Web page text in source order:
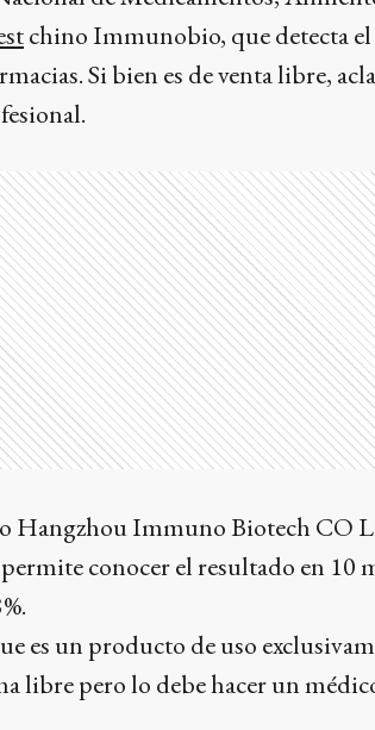
chino Immunobio, que detecta el
Si bien es de venta libre,
Hangzhou Immuno Biotech CO
conocer el resultado en 10
es un producto de uso
libre pero lo debe hacer un